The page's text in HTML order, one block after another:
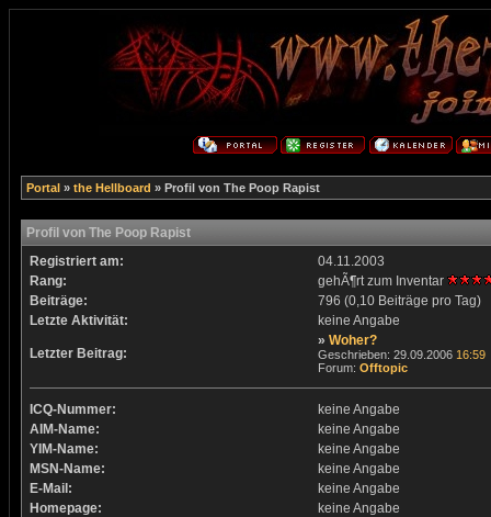
Portal » the Hellboard » Profil von The Poop Rapist
Profil von The Poop Rapist
Registriert am:
04.11.2003
Rang:
gehÃ¶rt zum Inventar
Beiträge:
796 (0,10 Beiträge pro Tag)
Letzte Aktivität:
keine Angabe
Letzter Beitrag:
» Woher?
Geschrieben: 29.09.2006 16:59
Forum: Offtopic
ICQ-Nummer:
keine Angabe
AIM-Name:
keine Angabe
YIM-Name:
keine Angabe
MSN-Name:
keine Angabe
E-Mail:
keine Angabe
Homepage:
keine Angabe